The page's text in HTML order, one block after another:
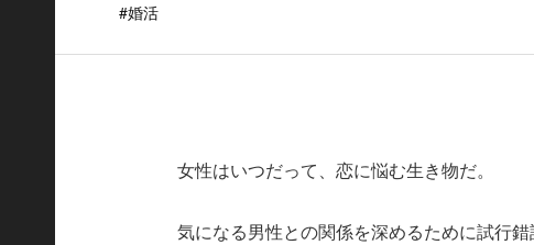
#婚活
女性はいつだって、恋に悩む生き物だ。
気になる男性との関係を深めるために試行